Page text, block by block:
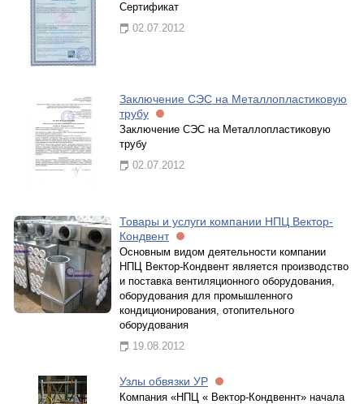
Сертификат
02.07.2012
Заключение СЭС на Металлопластиковую
трубу
Заключение СЭС на Металлопластиковую
трубу
02.07.2012
Товары и услуги компании НПЦ Вектор-
Кондвент
Основным видом деятельности компании
НПЦ Вектор-Кондвент является производство
и поставка вентиляционного оборудования,
оборудования для промышленного
кондиционирования, отопительного
оборудования
19.08.2012
Узлы обвязки УР
Компания «НПЦ « Вектор-Кондвеннт» начала